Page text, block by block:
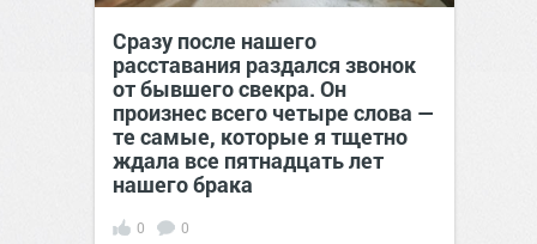
Сразу после нашего
расставания раздался звонок
от бывшего свекра. Он
произнес всего четыре слова —
те самые, которые я тщетно
ждала все пятнадцать лет
нашего брака
0 0